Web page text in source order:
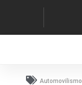
Automovilismo